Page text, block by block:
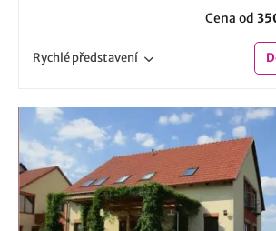
Cena od
Rychlépředstavení